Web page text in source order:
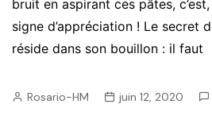
bruit en aspirant ces pâtes,
signe d’appréciation ! Le secret
réside dans son bouillon : il faut
Rosario-HM juin 12, 2020